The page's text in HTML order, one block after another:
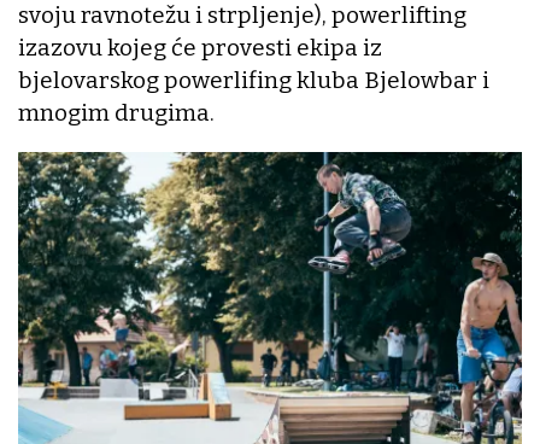
svoju ravnotežu i strpljenje), powerlifting
izazovu kojeg će provesti ekipa iz
bjelovarskog powerlifing kluba Bjelowbar i
mnogim drugima.